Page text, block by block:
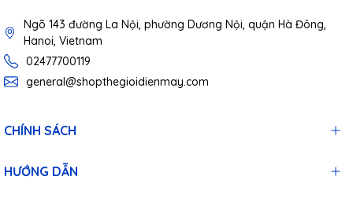
Ngõ 143 đường La Nội, phường Dương Nội, quận Hà Đông,
Hanoi, Vietnam
02477700119
general@shopthegioidienmay.com
CHÍNH SÁCH
HƯỚNG DẪN